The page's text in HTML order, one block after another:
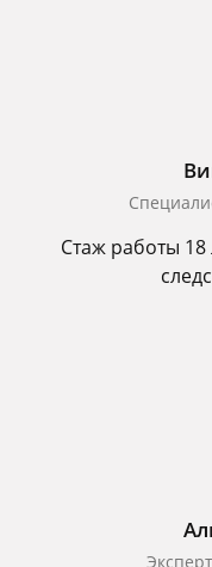
Стаж работы